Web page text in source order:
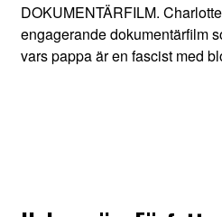
DOKUMENTÄRFILM.
engagerande dokumentärfilm
vars pappa är en fascist med